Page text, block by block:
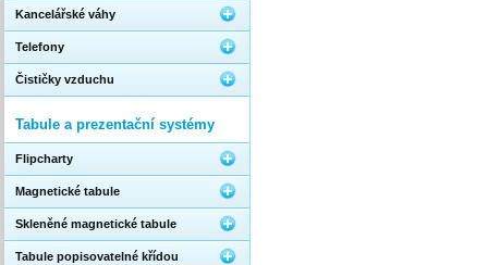
Kancelářské váhy
Telefony
Čističky vzduchu
Tabule a prezentační systémy
Flipcharty
Magnetické tabule
Skleněné magnetické tabule
Tabule popisovatelné křídou